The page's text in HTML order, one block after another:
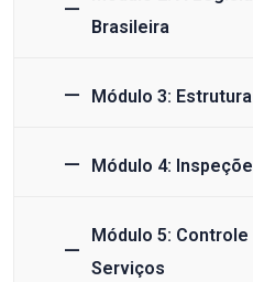
Brasileira
Módulo 3:
Módulo 4:
Módulo 5:
Serviços